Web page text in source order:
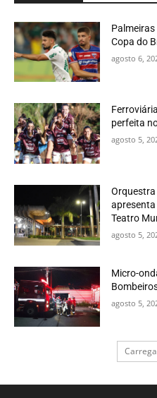
Copa do
agosto 6,
perfeita
agosto 5,
apresenta
Teatro
agosto 5,
Micro-
agosto 5,